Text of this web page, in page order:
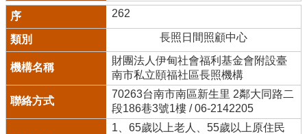
262
長照日間照顧中心
財團法人伊甸社會福利基金會附設臺
南市私立頤福社區長照機構
70263台南市南區新生里 2鄰大同路二
段186巷3號1樓 / 06-2142205
1、65歲以上老人、55歲以上原住民